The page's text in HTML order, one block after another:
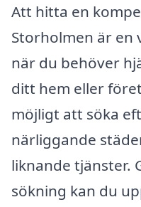
Att hitta en
Storholmen är en
när du behöver
ditt hem eller
möjligt att söka
närliggande
liknande tjänster.
sökning kan du